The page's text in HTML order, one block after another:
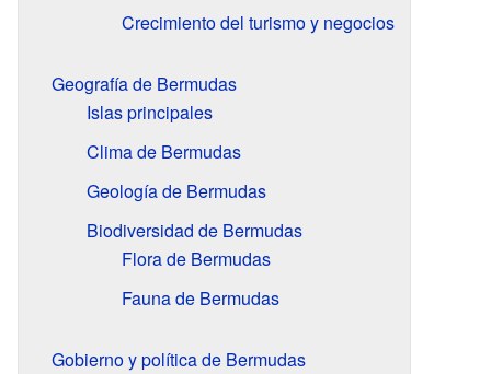
Crecimiento del turismo y negocios
Geografía de Bermudas
Islas principales
Clima de Bermudas
Geología de Bermudas
Biodiversidad de Bermudas
Flora de Bermudas
Fauna de Bermudas
Gobierno y política de Bermudas